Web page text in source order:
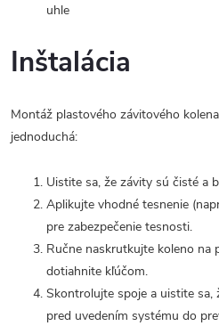
uhle
Inštalácia
Montáž plastového závitového
jednoduchá:
Uistite sa, že závity sú čisté a
Aplikujte vhodné tesnenie
pre zabezpečenie tesnosti.
Ručne naskrutkujte koleno na
dotiahnite kľúčom.
Skontrolujte spoje a uistite sa,
pred uvedením systému do